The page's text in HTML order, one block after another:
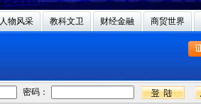
人物风采 教科文卫 财经金融 商贸世界
密码：